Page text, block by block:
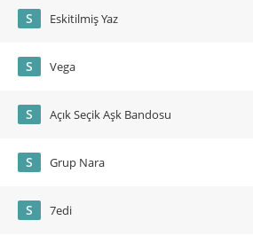
S Eskitilmiş Yaz
S Vega
S Açık Seçik Aşk Bandosu
S Grup Nara
S 7edi